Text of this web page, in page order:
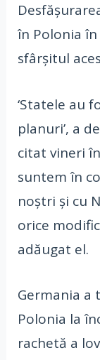
în Polonia în
sfârşitul
‘Statele au
planuri’, a
citat vineri
suntem în
noştri şi cu
orice
adăugat el.
Germania a
Polonia la
rachetă a